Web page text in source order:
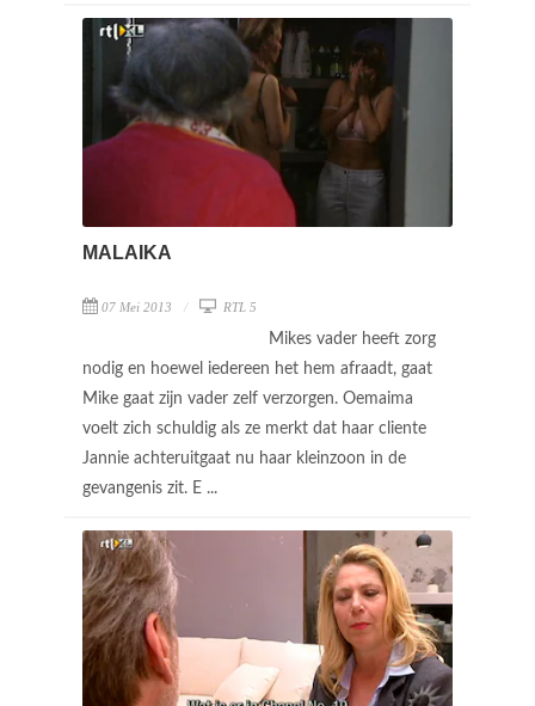
MALAIKA
07 Mei 2013 RTL 5
Mikes vader heeft zorg
nodig en hoewel iedereen het hem afraadt, gaat
Mike gaat zijn vader zelf verzorgen. Oemaima
voelt zich schuldig als ze merkt dat haar cliente
Jannie achteruitgaat nu haar kleinzoon in de
gevangenis zit. E ...